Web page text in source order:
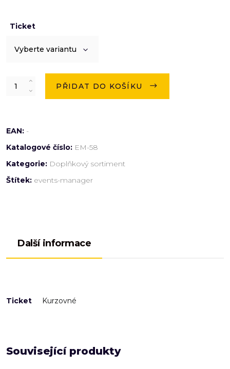
Ticket
Vyberte variantu
Quantity PŘIDAT DO KOŠÍKU
EAN: -
Katalogové číslo: EM-58
Kategorie: Doplňkový sortiment
Štítek: events-manager
Další informace
Ticket Kurzovné
Související produkty